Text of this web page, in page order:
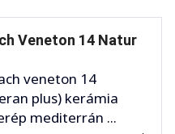
Veneton 14 Natur
veneton 14
plus) kerámia
mediterrán ...